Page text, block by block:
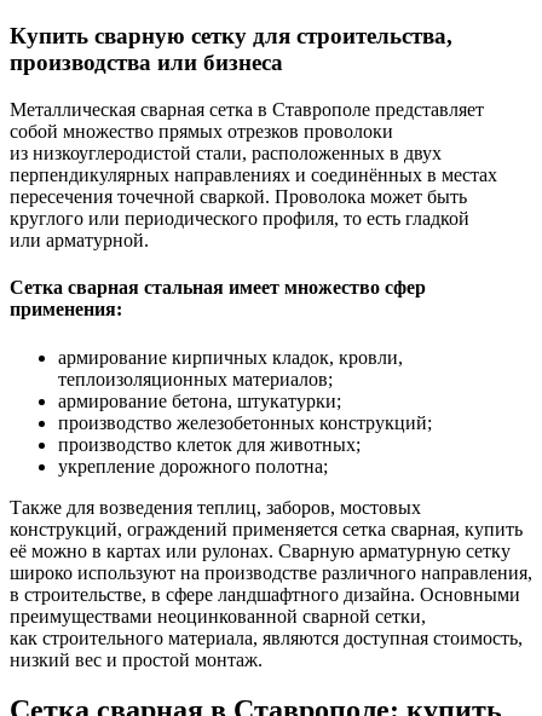
Купить сварную сетку для строительства,
производства или бизнеса
Металлическая сварная сетка в Ставрополе представляет
собой множество прямых отрезков проволоки
из низкоуглеродистой стали, расположенных в двух
перпендикулярных направлениях и соединённых в местах
пересечения точечной сваркой. Проволока может быть
круглого или периодического профиля, то есть гладкой
или арматурной.
Сетка сварная стальная имеет множество сфер
применения:
армирование кирпичных кладок, кровли,
теплоизоляционных материалов;
армирование бетона, штукатурки;
производство железобетонных конструкций;
производство клеток для животных;
укрепление дорожного полотна;
Также для возведения теплиц, заборов, мостовых
конструкций, ограждений применяется сетка сварная, купить
её можно в картах или рулонах. Сварную арматурную сетку
широко используют на производстве различного направления,
в строительстве, в сфере ландшафтного дизайна. Основными
преимуществами неоцинкованной сварной сетки,
как строительного материала, являются доступная стоимость,
низкий вес и простой монтаж.